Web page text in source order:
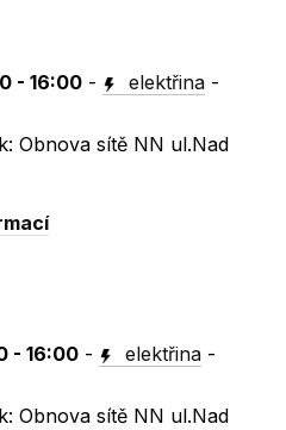
- 16:00 - elektřina -
Obnova sítě NN ul.Nad
- 16:00 - elektřina -
Obnova sítě NN ul.Nad